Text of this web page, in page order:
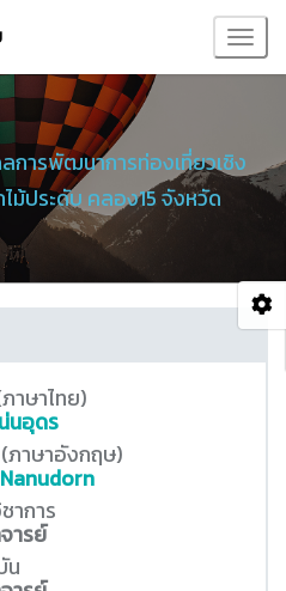
ลการพัฒนาการท่องเที่ยวเชิง
ม้ประดับ คลอง15 จังหวัด
าษาไทย)
นอุดร
าษาอังกฤษ)
าการ
ารย์
น